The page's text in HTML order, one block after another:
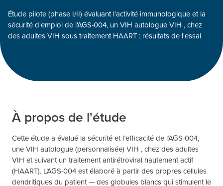
Étude pilote (phase I/II) évaluant l'activité immunologique et la
sécurité d'emploi de l'AGS-004, un VIH autologue VIH , chez
des adultes VIH sous traitement HAART : résultats de l'essai
À propos de l'étude
Cette étude a évalué la sécurité et l’efficacité de l’AGS-004,
une VIH autologue (personnalisée) VIH , chez des adultes
VIH et suivant un traitement antirétroviral hautement actif
(HAART). L’AGS-004 est élaboré à partir des propres cellules
dendritiques du patient — des globules blancs qui stimulent le